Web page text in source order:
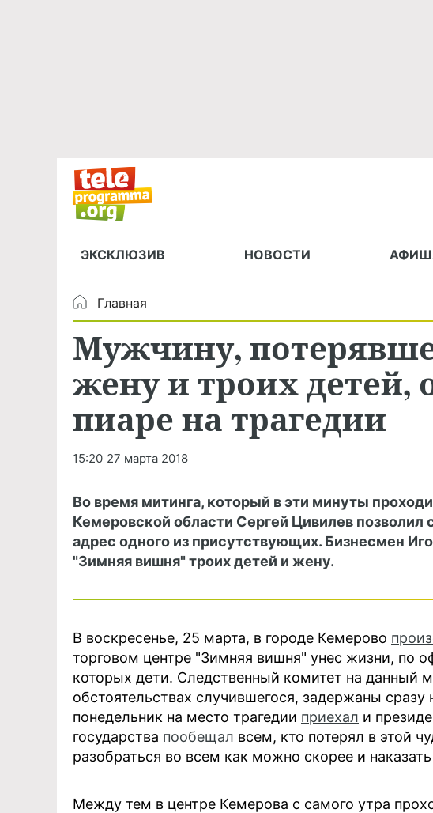
ЭКСКЛЮЗИВ НОВОСТИ
Главная
Мужчину,
жену и троих детей,
пиаре на трагедии
15:20 27 марта 2018
Во время митинга, который в эти минуты
Кемеровской области Сергей Цивилев позволил
адрес одного из присутствующих. Бизнесмен
"Зимняя вишня" троих детей и жену.
В воскресенье, 25 марта, в городе Кемерово
торговом центре "Зимняя вишня" унес жизни, по
которых дети. Следственный комитет на данный
обстоятельствах случившегося, задержаны
понедельник на место трагедии приехал и
государства пообещал всем, кто потерял в этой
разобраться во всем как можно скорее и
Между тем в центре Кемерова с самого утра